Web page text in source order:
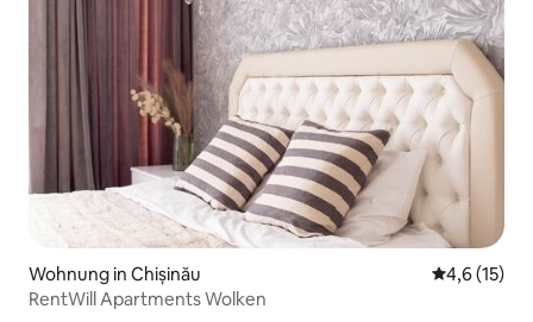
Wohnung in Chișinău
4,6 (15)
RentWill Apartments Wolken